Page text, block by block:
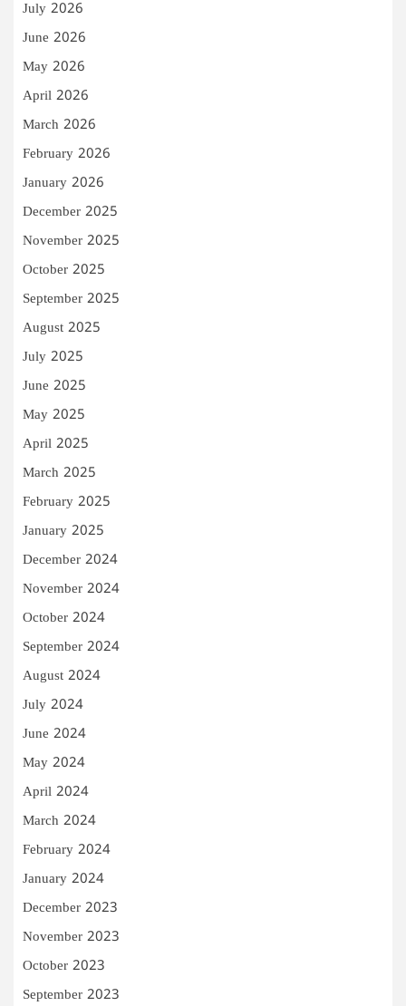
July 2026
June 2026
May 2026
April 2026
March 2026
February 2026
January 2026
December 2025
November 2025
October 2025
September 2025
August 2025
July 2025
June 2025
May 2025
April 2025
March 2025
February 2025
January 2025
December 2024
November 2024
October 2024
September 2024
August 2024
July 2024
June 2024
May 2024
April 2024
March 2024
February 2024
January 2024
December 2023
November 2023
October 2023
September 2023